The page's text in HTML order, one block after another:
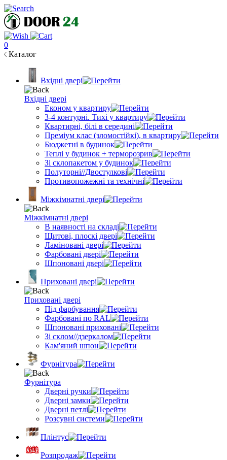
0
Каталог
Вхідні двері
Вхідні двері
Економ у квартиру
3-4 контурні. Тихі у квартиру
Квартирні, білі в середині
Преміум клас (зломостійкі), в квартиру
Бюджетні в будинок
Теплі у будинок + терморозрив
Зі склопакетом у будинок
Полуторні//Двостулкові
Противопожежні та технічні
Міжкімнатні двері
Міжкімнатні двері
В наявності на складі
Щитові, плоскі двері
Ламіновані двері
Фарбовані двері
Шпоновані двері
Приховані двері
Приховані двері
Під фарбування
Фарбовані по RAL
Шпоновані приховані
Зі склом//дзеркалом
Кам'яний шпон
Фурнітура
Фурнітура
Дверні ручки
Дверні замки
Дверні петлі
Розсувні системи
Плінтус
Розпродаж